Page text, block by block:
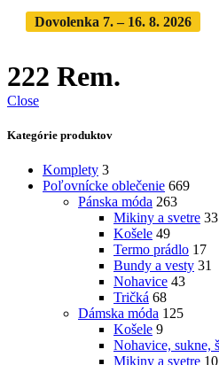
Dovolenka 7. – 16. 8. 2026
222 Rem.
Close
Kategórie produktov
Komplety 3
Poľovnícke oblečenie 669
Pánska móda 263
Mikiny a svetre 33
Košele 49
Termo prádlo 17
Bundy a vesty 31
Nohavice 43
Tričká 68
Dámska móda 125
Košele 9
Nohavice, sukne,
Mikiny a svetre 10